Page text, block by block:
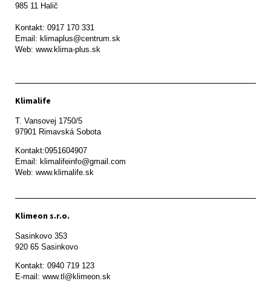
985 11 Halič
Kontakt: 0917 170 331
Email: klimaplus@centrum.sk
Klimalife
T. Vansovej 1750/5
97901 Rimavská Sobota
Kontakt:0951604907
Email: klimalifeinfo@gmail.com
Web: www.klimalife.sk
Klimeon s.r.o.
Sasinkovo 353
920 65 Sasinkovo
Kontakt: 0940 719 123
E-mail: www.tl@klimeon.sk